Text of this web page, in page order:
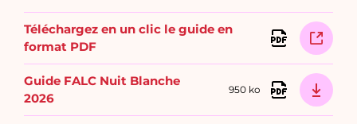
Téléchargez en un clic le guide en
format PDF
Guide FALC Nuit Blanche
2026
950 ko